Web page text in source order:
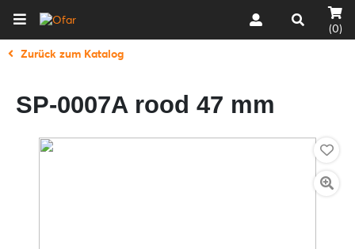
(0)
Zurück zum Katalog
SP-0007A rood 47 mm